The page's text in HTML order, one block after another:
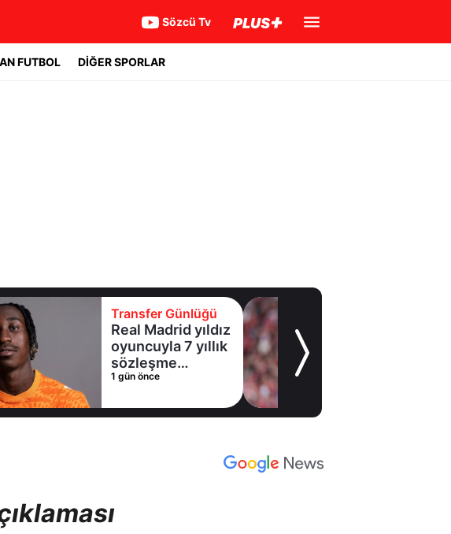
Sözcü Tv
FUTBOL DİĞER SPORLAR
Transfer Günlüğü
Real Madrid yıldız
oyuncuyla 7 yıllık
sözleşme
imzaladı
1 gün önce